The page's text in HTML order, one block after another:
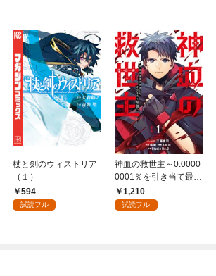
杖と剣のウィストリア
（１）
594
試読フル
神血の救世主～0.0000
0001％を引き当て最強
へ～【電子書籍特典
付】（１）
1,210
試読フル